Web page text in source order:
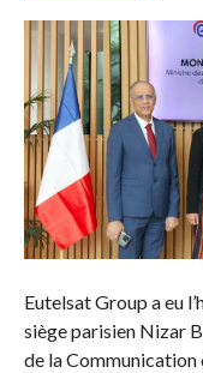
Eutelsat Group a eu
siège parisien Nizar
de la Communication